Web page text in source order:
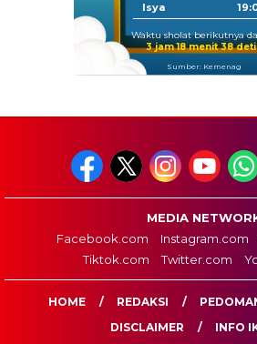
Isya
Waktu sholat berikutnya
3 jam 18 menit 37
Sumber: Kemenag
MEDIA
Facebook.com
Instagram.com
Tiktok.com
Twitter.com
HOME REDAKSI
DISCLAIMER
INFO